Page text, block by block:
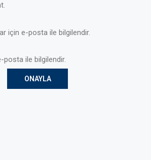
için e-posta ile bilgilendir.
posta ile bilgilendir.